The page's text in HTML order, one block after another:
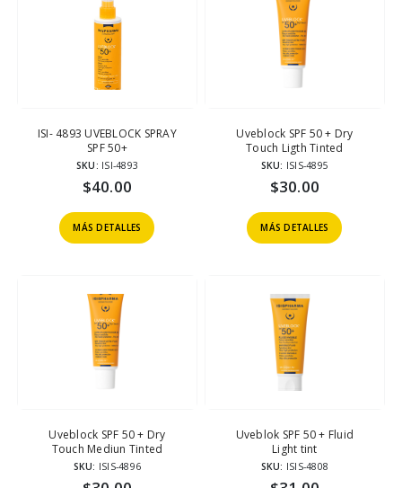
ISI- 4893 UVEBLOCK SPRAY
SPF 50+
SKU: ISI-4893
$40.00
MÁS DETALLES
Uveblock SPF 50 + Dry
Touch Ligth Tinted
SKU: ISIS-4895
$30.00
MÁS DETALLES
Uveblock SPF 50 + Dry
Touch Mediun Tinted
SKU: ISIS-4896
Uveblok SPF 50 + Fluid
Light tint
SKU: ISIS-4808